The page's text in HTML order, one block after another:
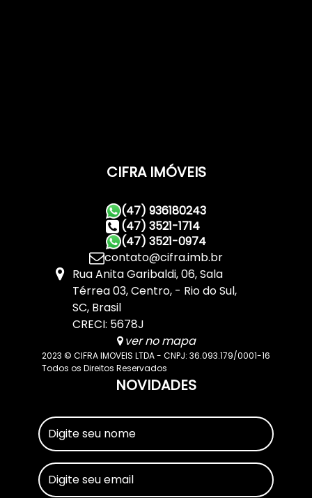
CIFRA IMÓVEIS
(47) 936180243
(47) 3521-1714
(47) 3521-0974
contato@cifra.imb.br
Rua Anita Garibaldi,06,Sala
Térrea 03,Centro, Rio do Sul,
SC, Brasil
CRECI: 5678J
ver no mapa
2023 © CIFRA IMOVEIS LTDA - CNPJ: 36.093.179/0001-16
Todos os Direitos Reservados
NOVIDADES